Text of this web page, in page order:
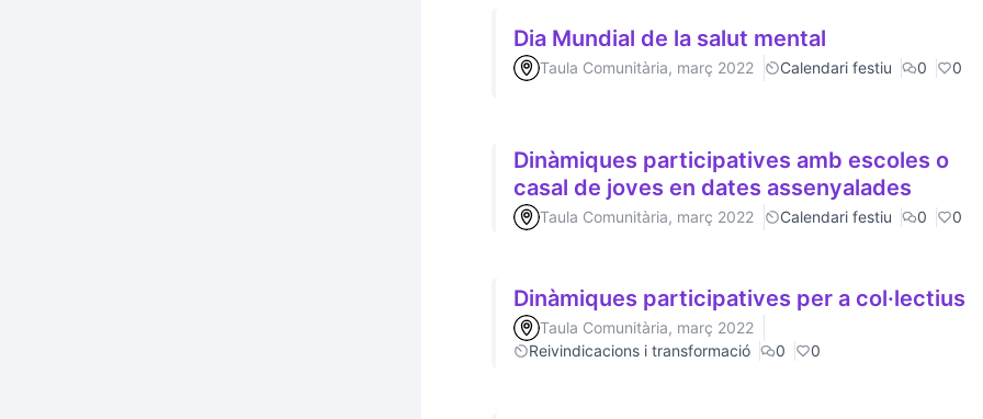
Dia Mundial de la salut mental
Taula Comunitària, març 2022 Calendari festiu 0 0
Dinàmiques participatives amb escoles o
casal de joves en dates assenyalades
Taula Comunitària, març 2022 Calendari festiu 0 0
Dinàmiques participatives per a col·lectius
Taula Comunitària, març 2022
Reivindicacions i transformació
0 0